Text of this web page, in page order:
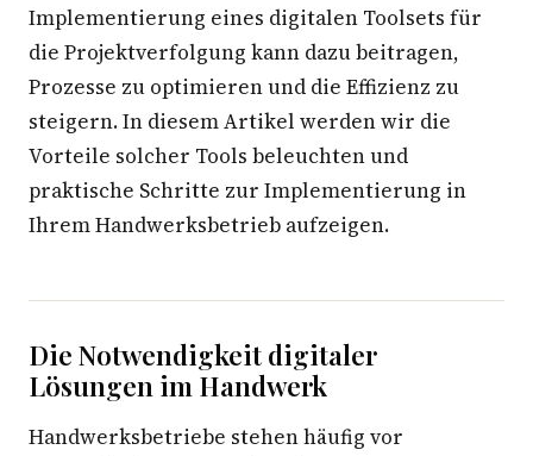
Implementierung eines digitalen Toolsets für
die Projektverfolgung kann dazu beitragen,
Prozesse zu optimieren und die Effizienz zu
steigern. In diesem Artikel werden wir die
Vorteile solcher Tools beleuchten und
praktische Schritte zur Implementierung in
Ihrem Handwerksbetrieb aufzeigen.
Die Notwendigkeit digitaler
Lösungen im Handwerk
Handwerksbetriebe stehen häufig vor